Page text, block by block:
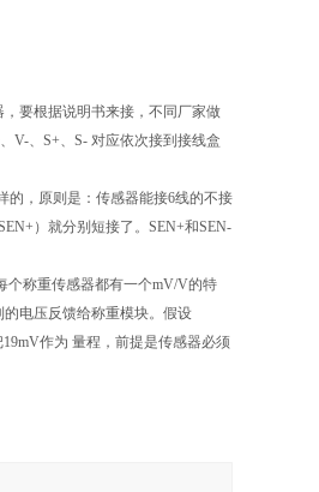
要根据说明书来接，不同厂家做
V-、S+、S- 对应依次接到接线盒
的，原则是：传感器能接6线的不接
）就分别短接了。SEN+和SEN-
个称重传感器都有一个mV/V的特
电压反馈给称重模块。假设
作为 量程，前提是传感器必须